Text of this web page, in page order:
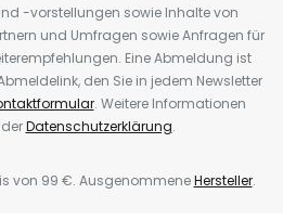
-vorstellungen sowie Inhalte von
und Umfragen sowie Anfragen für
Eine Abmeldung ist
den Sie in jedem Newsletter
. Weitere Informationen
Datenschutzerklärung.
von 99 €. AusgenommeneHersteller.